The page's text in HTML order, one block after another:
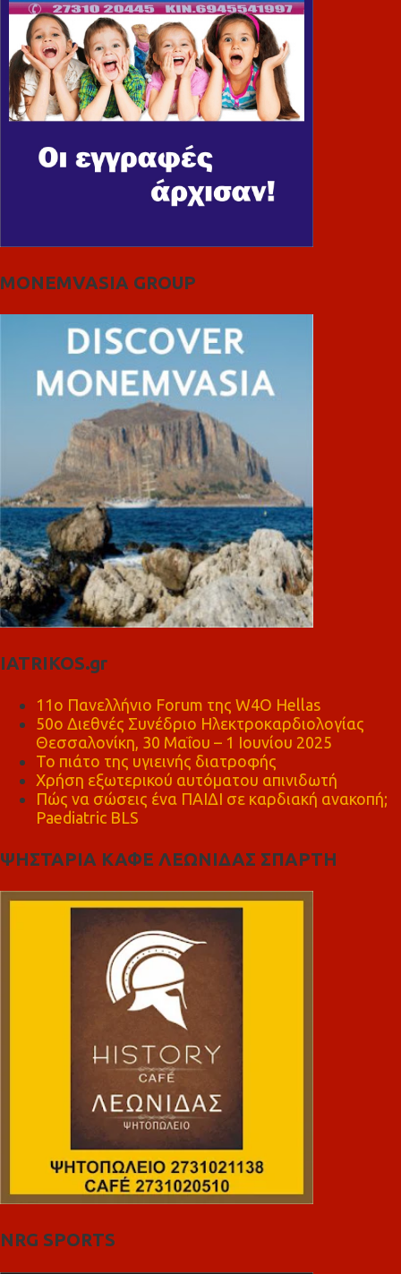
MONEMVASIA GROUP
IATRIKOS.gr
11ο Πανελλήνιο Forum της W4O Hellas
50ο Διεθνές Συνέδριο Ηλεκτροκαρδιολογίας
Θεσσαλονίκη, 30 Μαΐου – 1 Ιουνίου 2025
Το πιάτο της υγιεινής διατροφής
Χρήση εξωτερικού αυτόματου απινιδωτή
Πώς να σώσεις ένα ΠΑΙΔΙ σε καρδιακή ανακοπή;
Paediatric BLS
ΨΗΣΤΑΡΙΑ ΚΑΦΕ ΛΕΩΝΙΔΑΣ ΣΠΑΡΤΗ
NRG SPORTS